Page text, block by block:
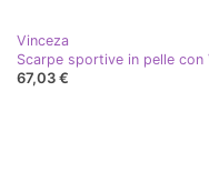
Vinceza
Scarpe sportive in pelle
67,03 €